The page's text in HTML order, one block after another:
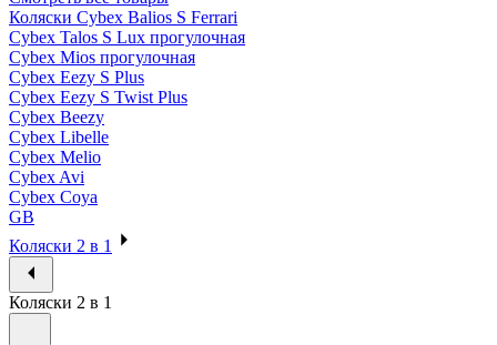
Коляски Cybex Balios S Ferrari
Cybex Talos S Lux прогулочная
Cybex Mios прогулочная
Cybex Eezy S Plus
Cybex Eezy S Twist Plus
Cybex Beezy
Cybex Libelle
Cybex Melio
Cybex Avi
Cybex Coya
GB
Коляски 2 в 1
Коляски 2 в 1